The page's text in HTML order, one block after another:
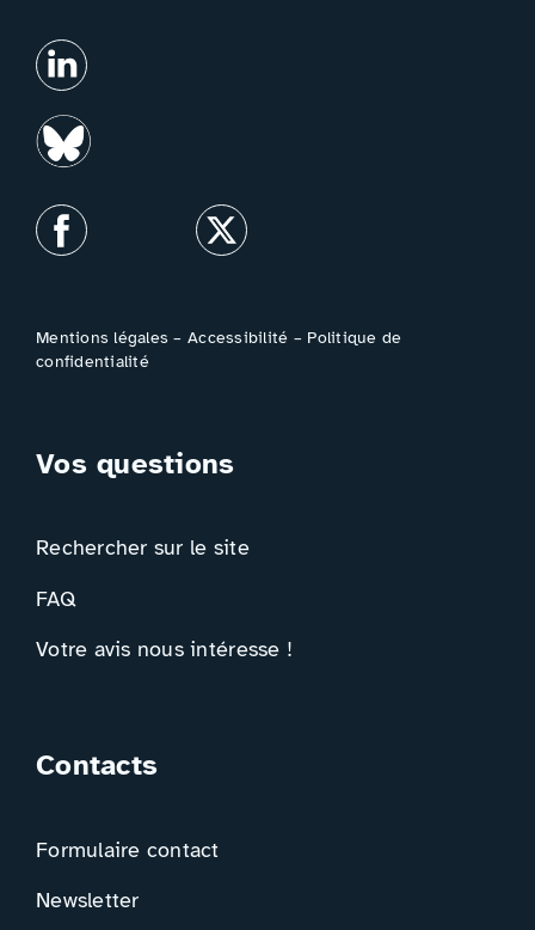
Mentions légales –Accessibilité – Politique de
confidentialité
Vos questions
Rechercher sur le site
FAQ
Votre avis nous intéresse !
Contacts
Formulaire contact
Newsletter